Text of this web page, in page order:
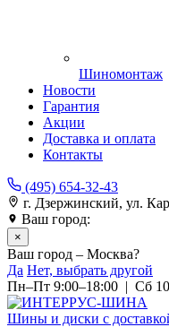
Шиномонтаж
Новости
Гарантия
Акции
Доставка и оплата
Контакты
(495) 654-32-43
г. Дзержинский, ул.
Ваш город:
×
Ваш город – Москва?
Да Нет, выбрать другой
Пн–Пт 9:00–18:00 | Сб
Шины и диски с